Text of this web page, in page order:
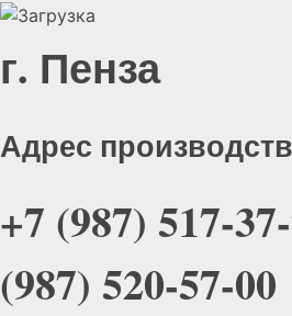
г. Пенза
Адрес
+7 (987) 517-
(987) 520-57-00